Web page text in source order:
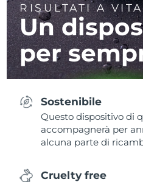
RISULTATI A VITA
Un
per
Sostenibile
Questo dispositivo di
accompagnerà per
alcuna parte di
Cruelty free